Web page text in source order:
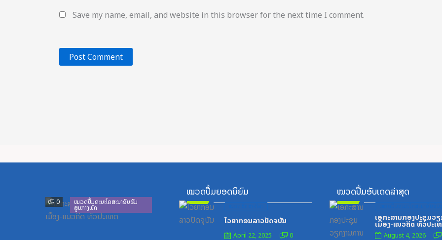
Save my name, email, and website in this browser for the next time I comment.
0 ໝວດປື້ມຄະນະໂຄສະນາອົບຮົມ
ສູນກາງພັກ
Previous
Next
ໝວດປື້ມຍອດນິຍົມ
ໄວຍາກອນລາວປັດຈຸບັນ
April 22, 2025 0
ໝວດປື້ມອັບເດດລ່າສຸດ
ເອກະສານກອງປະຊຸມວຽ
ເມືອງ-ແນວຄິດ ທົ່ວປະເ
on
August 4, 2026